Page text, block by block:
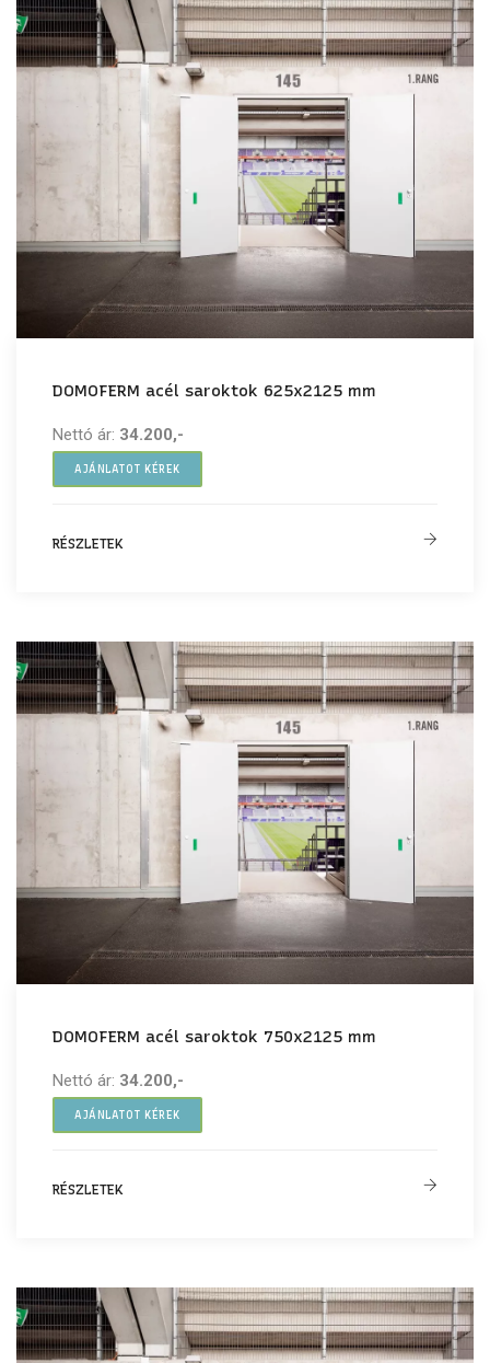
DOMOFERM acél saroktok 625x2125 mm
Nettó ár: 34.200,-
AJÁNLATOT KÉREK
RÉSZLETEK
DOMOFERM acél saroktok 750x2125 mm
Nettó ár: 34.200,-
AJÁNLATOT KÉREK
RÉSZLETEK